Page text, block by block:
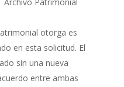
Archivo Patrimonial
otorga es
en esta solicitud. El
sin una nueva
entre ambas